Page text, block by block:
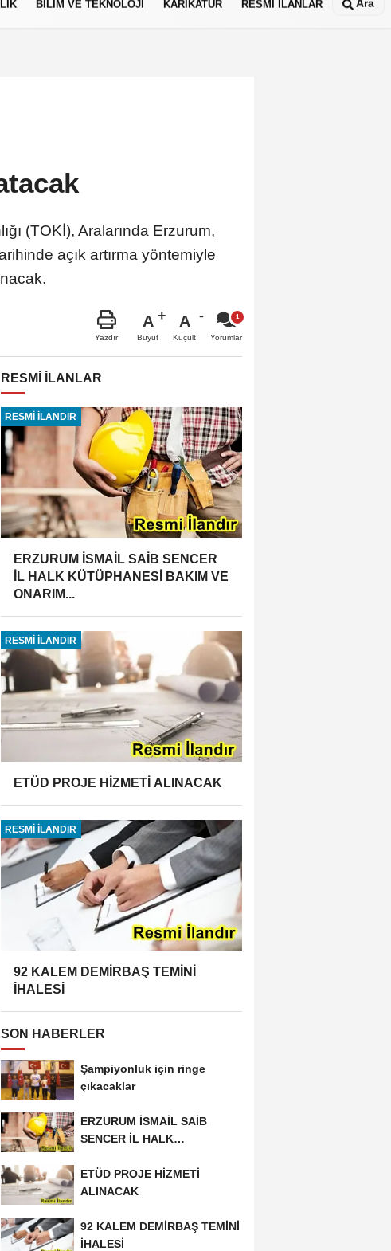
BİLİM VE TEKNOLOJİ KARİKATÜR RESMİ İLANLAR Ara
(TOKİ), Aralarında Erzurum,
açık artırma yöntemiyle
Yazdır
A
Büyüt
A
Küçült Yorumlar
RESMİ İLANLAR
RESMİ İLANDIR
ERZURUM İSMAİL SAİB SENCER
İL HALK KÜTÜPHANESİ BAKIM VE
ONARIM...
RESMİ İLANDIR
ETÜD PROJE HİZMETİ ALINACAK
RESMİ İLANDIR
92 KALEM DEMİRBAŞ TEMİNİ
İHALESİ
SON HABERLER
Şampiyonluk için ringe
çıkacaklar
ERZURUM İSMAİL SAİB
SENCER İL HALK
ONARIM...
ETÜD PROJE HİZMETİ
ALINACAK
92 KALEM DEMİRBAŞ TEMİNİ
İHALESİ